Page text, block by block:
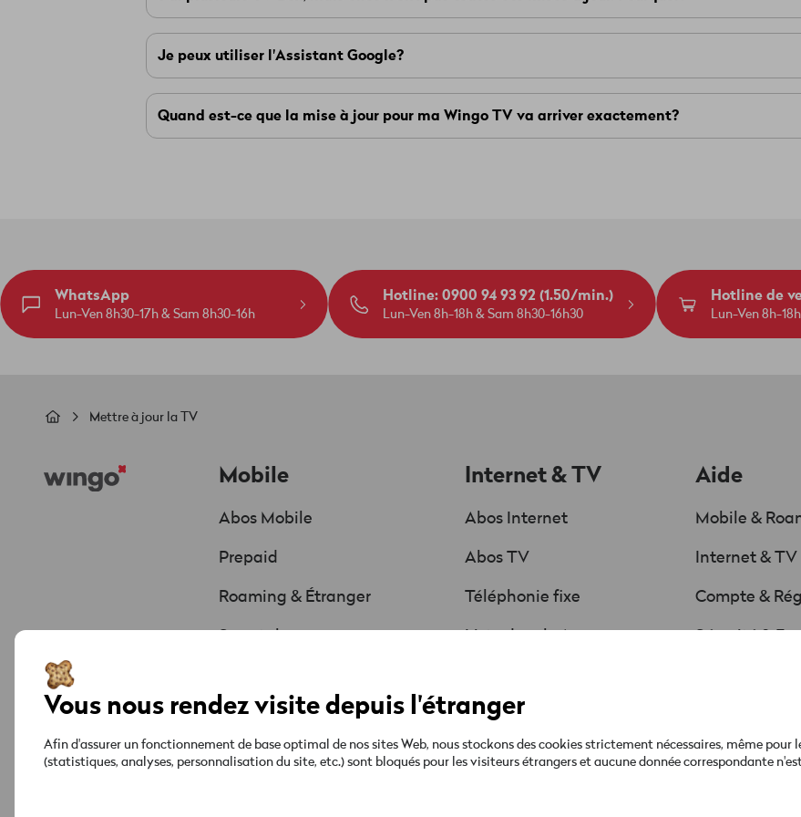
Tu utilises peut-être plusieurs TV-Box. La TV-Box IP1400 n'est pas compatible avec le nouveau
été mise à jour.
Quelle TV-Box ai-je?
Je peux utiliser l'Assistant Google?
Malheureusement, l'Assistant Google ne marche qu'avec la nouvelle télécommande Wingo TV.
Google en couleur) n'a pas de micro, donc l'Assistant Google ne marche pas.
Quand est-ce que la mise à jour pour ma Wingo TV va arriver exactement?
WhatsApp
Lun-Ven 8h30-17h & Sam 8h30-16h
Hotline: 0900 94 93 92 (1.50/min.)
Lun-Ven 8h-18h & Sam 8h30-16h30
Hotline de
Lun-Ven 8h-
Fil
Mettre à jour la TV
Mobile
Abos Mobile
Prepaid
Roaming & Étranger
Internet & TV
Abos Internet
Abos TV
Téléphonie fixe
Aide
Mobile &
Internet & TV
Compte &
Vous nous rendez visite depuis l'étranger
Afin d'assurer un fonctionnement de base optimal de nos sites Web, nous stockons des cookies strictement nécessaires, même
(statistiques, analyses, personnalisation du site, etc.) sont bloqués pour les visiteurs étrangers et aucune donnée correspondante